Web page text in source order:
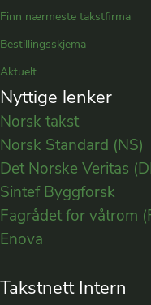
Finn nærmeste takstfirma
Bestillingsskjema
Aktuelt
Nyttige lenker
Norsk takst
Norsk Standard (NS)
Det Norske Veritas
Sintef Byggforsk
Fagrådet for våtrom
Enova
Takstnett Intern